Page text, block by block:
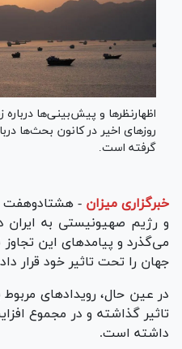
اظهارنظرها و پیش‌بینی‌ها درباره
روزهای اخیر در کانون بحث‌ها
گرفته است.
خبرگزاری میزان - هشتادوهفت
می‌گذرد و پیامدهای این
جهان را تحت تاثیر خود قرار
در عین حال، رویداد‌های
تاثیر گذاشته و در مجموع
داشته است.